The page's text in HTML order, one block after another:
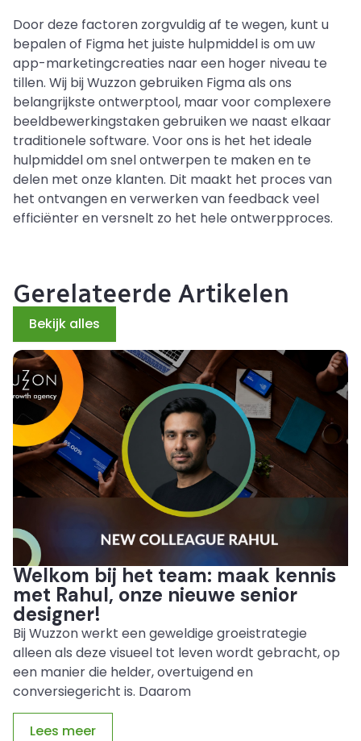
Door deze factoren zorgvuldig af te wegen, kunt u
bepalen of Figma het juiste hulpmiddel is om uw
app-marketingcreaties naar een hoger niveau te
tillen. Wij bij Wuzzon gebruiken Figma als ons
belangrijkste ontwerptool, maar voor complexere
beeldbewerkingstaken gebruiken we naast elkaar
traditionele software. Voor ons is het het ideale
hulpmiddel om snel ontwerpen te maken en te
delen met onze klanten. Dit maakt het proces van
het ontvangen en verwerken van feedback veel
efficiënter en versnelt zo het hele ontwerpproces.
Gerelateerde Artikelen
Bekijk alles
Welkom bij het team: maak kennis
met Rahul, onze nieuwe senior
designer!
Bij Wuzzon werkt een geweldige groeistrategie
alleen als deze visueel tot leven wordt gebracht, op
een manier die helder, overtuigend en
conversiegericht is. Daarom
Lees meer